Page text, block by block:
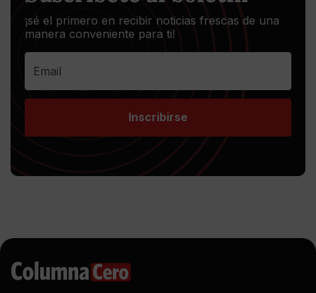
¡sé el primero en recibir noticias frescas de una
manera conveniente para ti!
Inscribirse